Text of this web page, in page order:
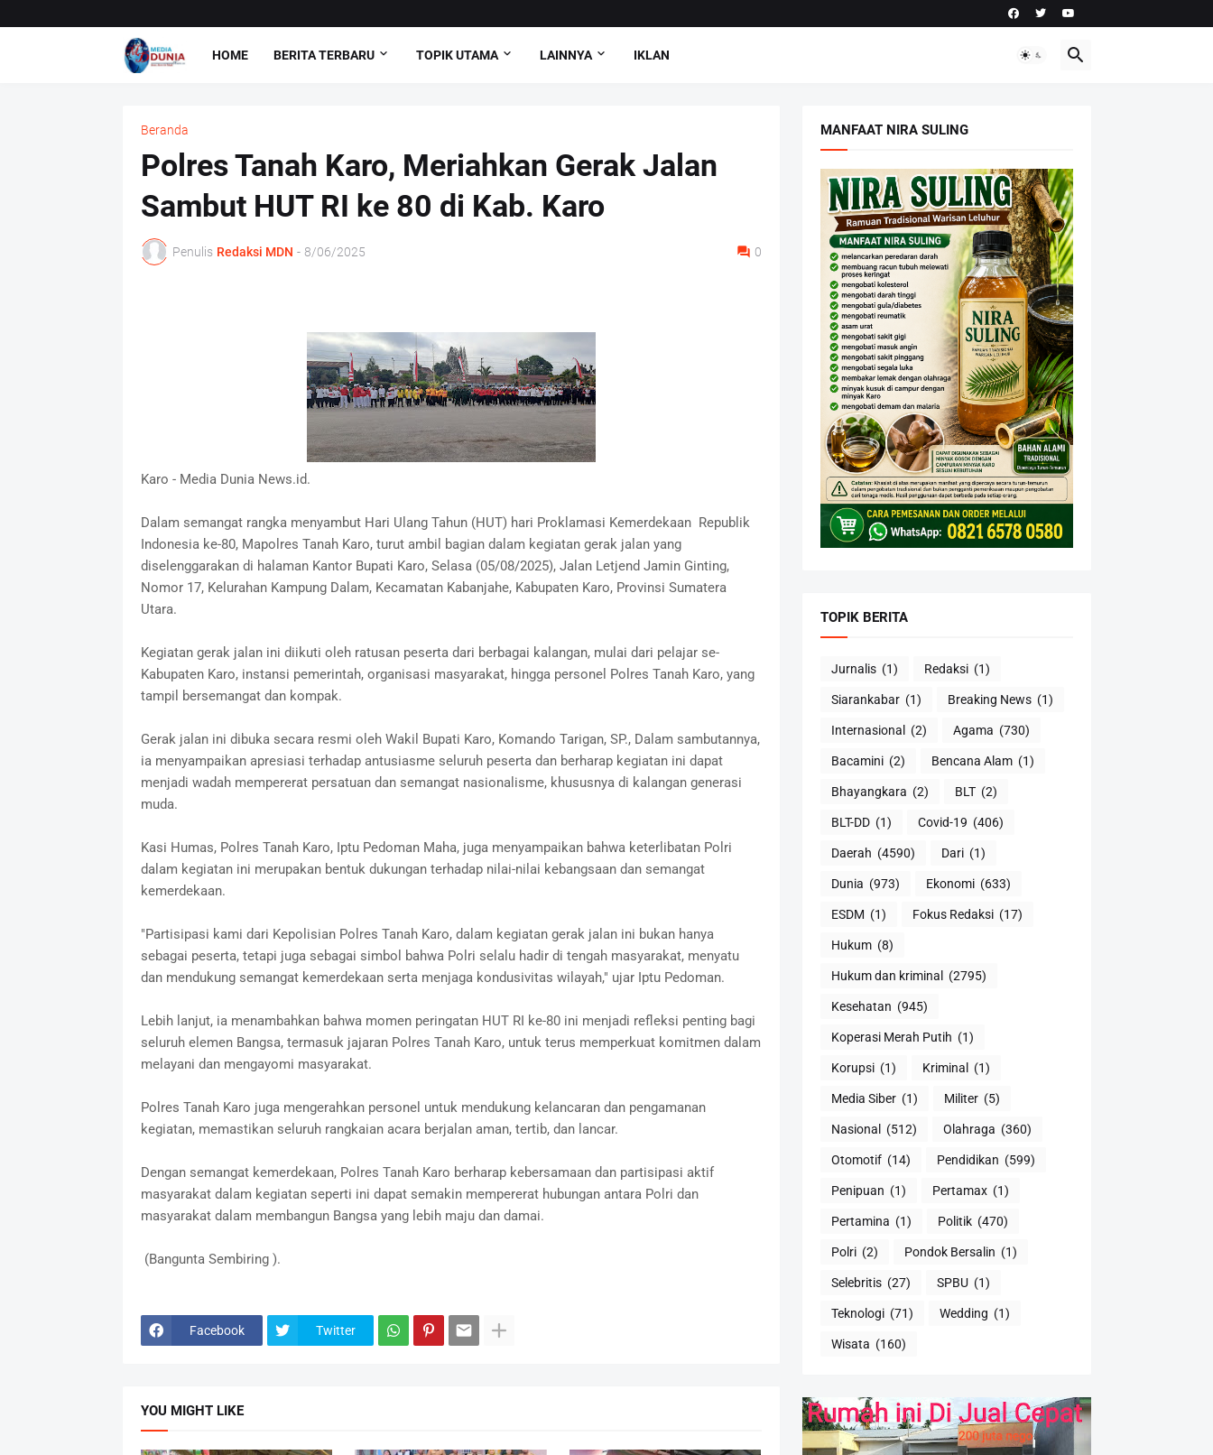
HOME BERITA TERBARU TOPIK UTAMA LAINNYA IKLAN
Beranda
Polres Tanah Karo, Meriahkan Gerak Jalan
Sambut HUT RI ke 80 di Kab. Karo
Penulis Redaksi MDN - 8/06/2025 0
Karo - Media Dunia News.id.
Dalam semangat rangka menyambut Hari Ulang Tahun (HUT) hari Proklamasi Kemerdekaan Republik
Indonesia ke-80, Mapolres Tanah Karo, turut ambil bagian dalam kegiatan gerak jalan yang
diselenggarakan di halaman Kantor Bupati Karo, Selasa (05/08/2025), Jalan Letjend Jamin Ginting,
Nomor 17, Kelurahan Kampung Dalam, Kecamatan Kabanjahe, Kabupaten Karo, Provinsi Sumatera
Utara.
Kegiatan gerak jalan ini diikuti oleh ratusan peserta dari berbagai kalangan, mulai dari pelajar se-
Kabupaten Karo, instansi pemerintah, organisasi masyarakat, hingga personel Polres Tanah Karo, yang
tampil bersemangat dan kompak.
Gerak jalan ini dibuka secara resmi oleh Wakil Bupati Karo, Komando Tarigan, SP., Dalam sambutannya,
ia menyampaikan apresiasi terhadap antusiasme seluruh peserta dan berharap kegiatan ini dapat
menjadi wadah mempererat persatuan dan semangat nasionalisme, khususnya di kalangan generasi
muda.
Kasi Humas, Polres Tanah Karo, Iptu Pedoman Maha, juga menyampaikan bahwa keterlibatan Polri
dalam kegiatan ini merupakan bentuk dukungan terhadap nilai-nilai kebangsaan dan semangat
kemerdekaan.
"Partisipasi kami dari Kepolisian Polres Tanah Karo, dalam kegiatan gerak jalan ini bukan hanya
sebagai peserta, tetapi juga sebagai simbol bahwa Polri selalu hadir di tengah masyarakat, menyatu
dan mendukung semangat kemerdekaan serta menjaga kondusivitas wilayah," ujar Iptu Pedoman.
Lebih lanjut, ia menambahkan bahwa momen peringatan HUT RI ke-80 ini menjadi refleksi penting bagi
seluruh elemen Bangsa, termasuk jajaran Polres Tanah Karo, untuk terus memperkuat komitmen dalam
melayani dan mengayomi masyarakat.
Polres Tanah Karo juga mengerahkan personel untuk mendukung kelancaran dan pengamanan
kegiatan, memastikan seluruh rangkaian acara berjalan aman, tertib, dan lancar.
Dengan semangat kemerdekaan, Polres Tanah Karo berharap kebersamaan dan partisipasi aktif
masyarakat dalam kegiatan seperti ini dapat semakin mempererat hubungan antara Polri dan
masyarakat dalam membangun Bangsa yang lebih maju dan damai.
(Bangunta Sembiring ).
Facebook Twitter
YOU MIGHT LIKE
MANFAAT NIRA SULING
TOPIK BERITA
Jurnalis (1) Redaksi (1)
Siarankabar (1) Breaking News (1)
Internasional (2) Agama (730)
Bacamini (2) Bencana Alam (1)
Bhayangkara (2) BLT (2)
BLT-DD (1) Covid-19 (406)
Daerah (4590) Dari (1)
Dunia (973) Ekonomi (633)
ESDM (1) Fokus Redaksi (17)
Hukum (8)
Hukum dan kriminal (2795)
Kesehatan (945)
Koperasi Merah Putih (1)
Korupsi (1) Kriminal (1)
Media Siber (1) Militer (5)
Nasional (512) Olahraga (360)
Otomotif (14) Pendidikan (599)
Penipuan (1) Pertamax (1)
Pertamina (1) Politik (470)
Polri (2) Pondok Bersalin (1)
Selebritis (27) SPBU (1)
Teknologi (71) Wedding (1)
Wisata (160)